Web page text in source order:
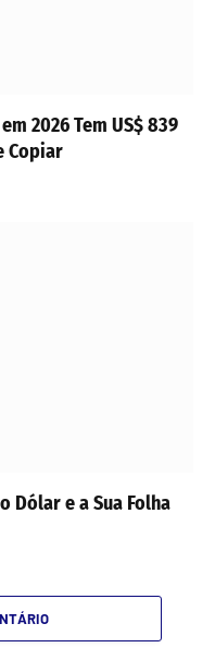
2026 Tem US$ 839
Copiar
Dólar e a Sua Folha